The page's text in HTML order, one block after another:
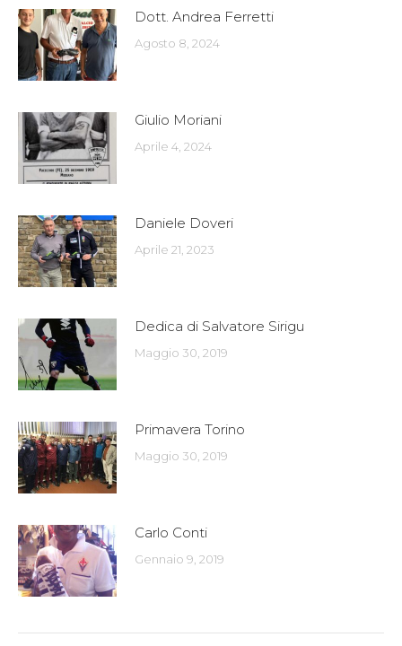
Dott. Andrea Ferretti
Agosto 8, 2024
Giulio Moriani
Aprile 4, 2024
Daniele Doveri
Aprile 21, 2023
Dedica di Salvatore Sirigu
Maggio 30, 2019
Primavera Torino
Maggio 30, 2019
Carlo Conti
Gennaio 9, 2019